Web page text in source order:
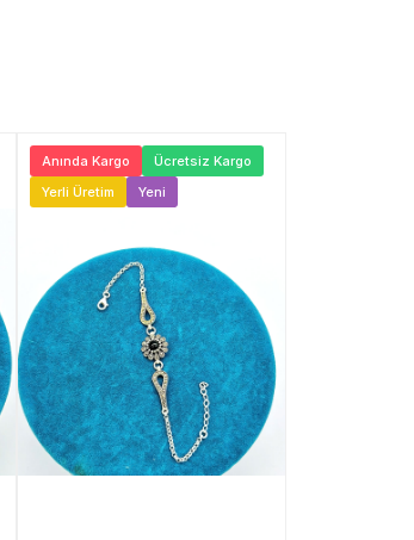
Anında Kargo
Ücretsiz Kargo
Yerli Üretim
Yeni